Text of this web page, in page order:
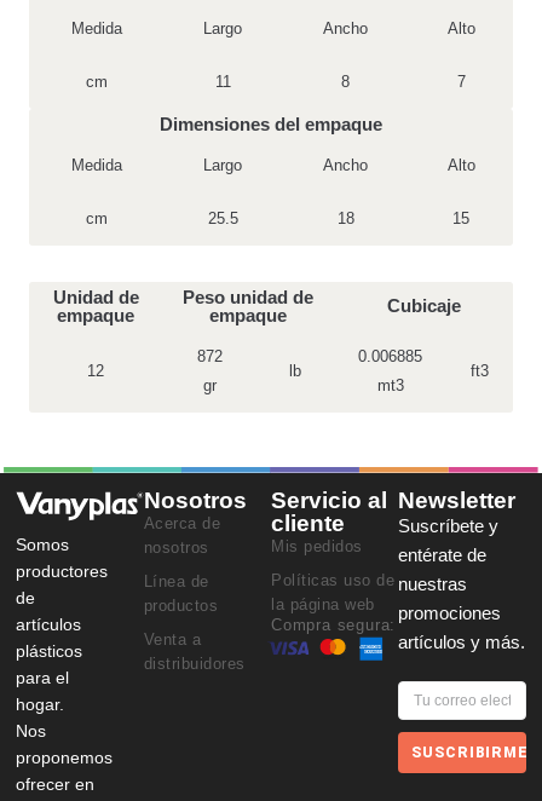
Medida Largo Ancho Alto
cm 11 8 7
Dimensiones del empaque
Medida Largo Ancho Alto
cm 25.5 18 15
Unidad de
empaque
Peso unidad de
empaque
Cubicaje
12
872
gr
lb
0.006885
mt3
ft3
Somos
productores
de
artículos
plásticos
para el
hogar.
Nos
proponemos
ofrecer en
Nosotros
Acerca de
nosotros
Línea de
productos
Venta a
distribuidores
Servicio al
cliente
Mis pedidos
Políticas uso de
la página web
Compra segura:
Newsletter
Suscríbete y
entérate de
nuestras
promociones
artículos y más.
SUSCRIBIRME